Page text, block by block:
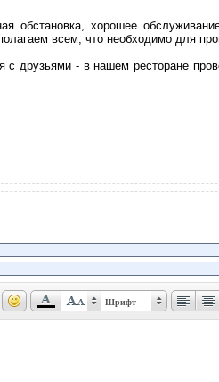
обстановка, хорошее
всем, что необходимо для
с друзьями - в нашем ресторане
Шрифт